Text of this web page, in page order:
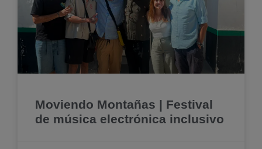
Moviendo Montañas | Festival
de música electrónica inclusivo